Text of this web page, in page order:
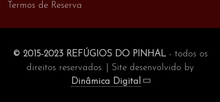
Termos de Reserva
© 2015-2023 REFÚGIOS DO PINHAL- todos os
direitos reservados. | Site desenvolvido by
Dinâmica Digital